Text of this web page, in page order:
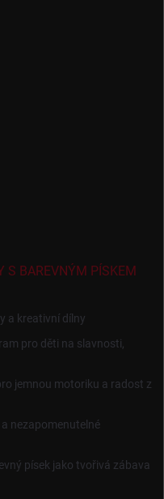
S BAREVNÝM PÍSKEM
a kreativní dílny
pro děti na slavnosti,
jemnou motoriku a radost z
nezapomenutelné
písek jako tvořivá zábava